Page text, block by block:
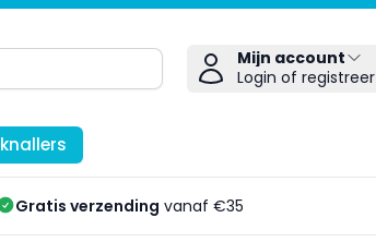
Mijn account
Login of registreer
Gratis verzending vanaf €35